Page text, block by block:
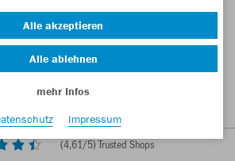
(4,61/5) Trusted Shops
Alle akzeptieren
Alle ablehnen
mehr Infos
Impressum